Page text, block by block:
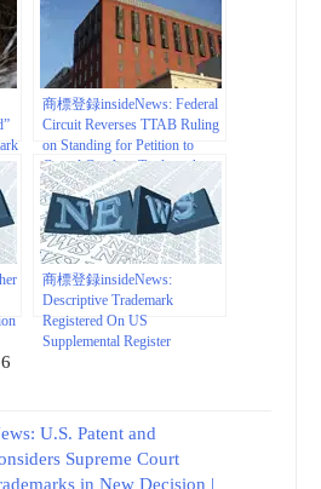
Certification Marks, Collective
Membership Marks, and
Collective Trademarks Take
Effect on October 1, 2022
商標登録insideNews: Federal
Circuit Reverses TTAB Ruling
on Standing for Petition to
Cancel Condom Trademark
商標登録insideNews:
Descriptive Trademark
Registered On US
Supplemental Register
U.S. Patent and
Supreme Court
in New Decision |